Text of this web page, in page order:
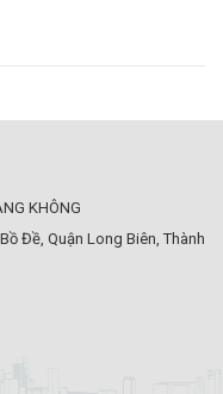
KHÔNG
Đề, Quận Long Biên, Thành